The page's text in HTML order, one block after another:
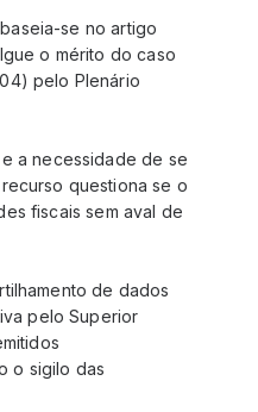
se no artigo
o mérito do caso
pelo Plenário
a necessidade de se
questiona se o
fiscais sem aval de
de dados
pelo Superior
o sigilo das